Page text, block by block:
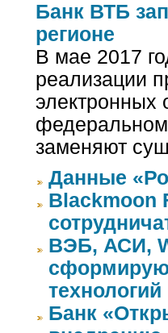
Банк ВТБ
регионе
В мае 2017
реализации
электронных
федеральном
заменяют
Данные
Blackmoon
ВЭБ, АСИ,
технологий
Банк